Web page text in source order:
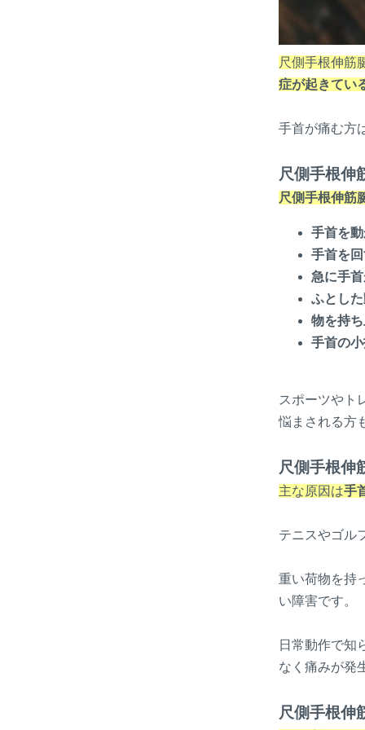
尺側手根伸筋
症が起きてい
手首が痛む方
尺側手根伸
尺側手根伸筋
手首を
手首を
急に手
ふとし
物を持
手首の
スポーツやト
悩まされる方
尺側手根伸
主な原因は手
テニスやゴル
重い荷物を持
い障害です。
日常動作で知
なく痛みが発
尺側手根伸